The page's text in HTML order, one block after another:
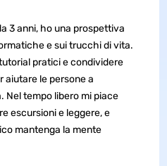
3 anni, ho una prospettiva
e sui trucchi di vita.
pratici e condividere
aiutare le persone a
Nel tempo libero mi piace
escursioni e leggere, e
mantenga la mente